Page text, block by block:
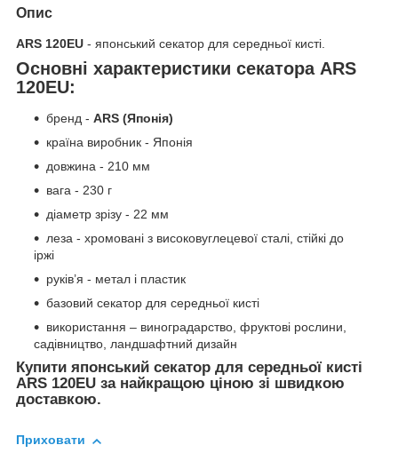
Опис
ARS 120EU - японський секатор для середньої кисті.
Основні характеристики секатора ARS
120EU:
бренд - ARS (Японія)
країна виробник - Японія
довжина - 210 мм
вага - 230 г
діаметр зрізу - 22 мм
леза - хромовані з високовуглецевої сталі, стійкі до
іржі
руків’я - метал і пластик
базовий секатор для середньої кисті
використання – виноградарство, фруктові рослини,
садівництво, ландшафтний дизайн
Купити японський секатор для середньої кисті
ARS 120EU за найкращою ціною зі швидкою
доставкою.
Приховати